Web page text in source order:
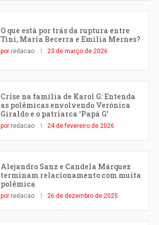
O que está por trás da ruptura entre
Tini, María Becerra e Emilia Mernes?
por redacao 23 de março de 2026
Crise na família de Karol G: Entenda
as polêmicas envolvendo Verónica
Giraldo e o patriarca ‘Papá G’
por redacao 24 de fevereiro de 2026
Alejandro Sanz e Candela Márquez
terminam relacionamento com muita
polêmica
por redacao 26 de dezembro de 2025